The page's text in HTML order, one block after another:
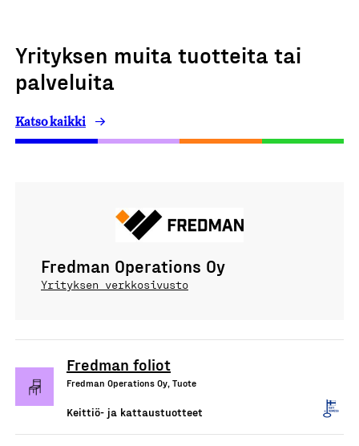
Yrityksen muita tuotteita tai
palveluita
Katso kaikki
Fredman Operations Oy
Yrityksen verkkosivusto
Fredman foliot
Fredman Operations Oy, Tuote
Keittiö- ja kattaustuotteet